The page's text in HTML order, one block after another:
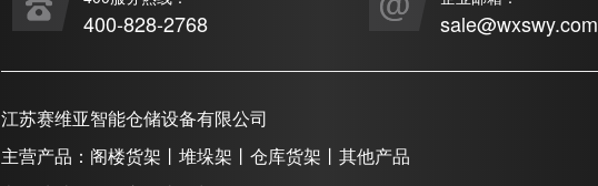
400-828-2768 sale@wxswy.com
江苏赛维亚智能仓储设备有限公司
主营产品：阁楼货架丨堆垛架丨仓库货架丨其他产品